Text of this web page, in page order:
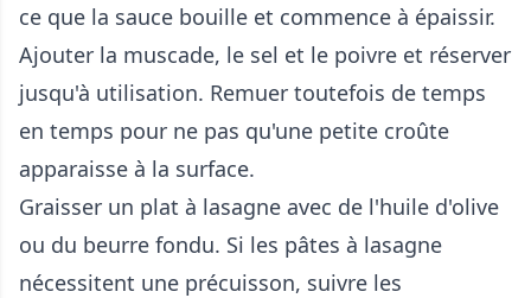
ce que la sauce bouille et commence à épaissir.
Ajouter la muscade, le sel et le poivre et réserver
jusqu'à utilisation. Remuer toutefois de temps
en temps pour ne pas qu'une petite croûte
apparaisse à la surface.
Graisser un plat à lasagne avec de l'huile d'olive
ou du beurre fondu. Si les pâtes à lasagne
nécessitent une précuisson, suivre les